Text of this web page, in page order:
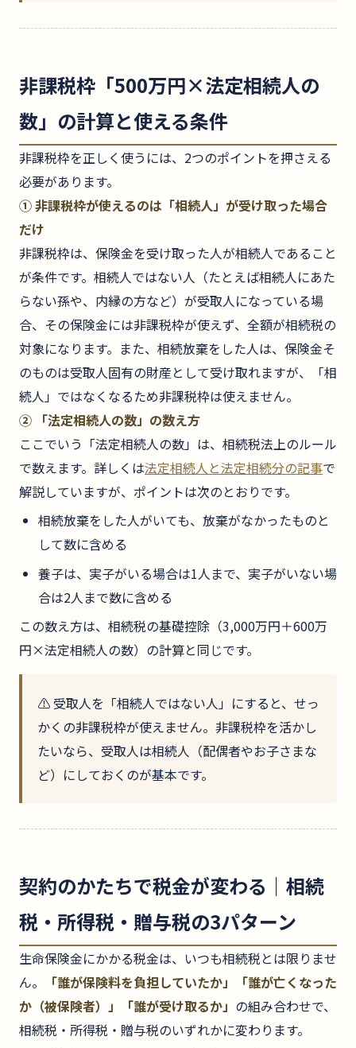
非課税枠「500万円×法定相続人の
数」の計算と使える条件
非課税枠を正しく使うには、2つのポイントを押さえる
必要があります。
① 非課税枠が使えるのは「相続人」が受け取った場合
だけ
非課税枠は、保険金を受け取った人が相続人であること
が条件です。相続人ではない人（たとえば相続人にあた
らない孫や、内縁の方など）が受取人になっている場
合、その保険金には非課税枠が使えず、全額が相続税の
対象になります。また、相続放棄をした人は、保険金そ
のものは受取人固有の財産として受け取れますが、「相
続人」ではなくなるため非課税枠は使えません。
② 「法定相続人の数」の数え方
ここでいう「法定相続人の数」は、相続税法上のルール
で数えます。詳しくは法定相続人と法定相続分の記事で
解説していますが、ポイントは次のとおりです。
相続放棄をした人がいても、放棄がなかったものと
して数に含める
養子は、実子がいる場合は1人まで、実子がいない場
合は2人まで数に含める
この数え方は、相続税の基礎控除（3,000万円＋600万
円×法定相続人の数）の計算と同じです。
⚠️ 受取人を「相続人ではない人」にすると、せっ
かくの非課税枠が使えません。非課税枠を活かし
たいなら、受取人は相続人（配偶者やお子さまな
ど）にしておくのが基本です。
契約のかたちで税金が変わる｜相続
税・所得税・贈与税の3パターン
生命保険金にかかる税金は、いつも相続税とは限りませ
ん。
「誰が保険料を負担していたか」「誰が亡くなった
か（被保険者）」「誰が受け取るか」 の組み合わせで、
相続税・所得税・贈与税のいずれかに変わります。